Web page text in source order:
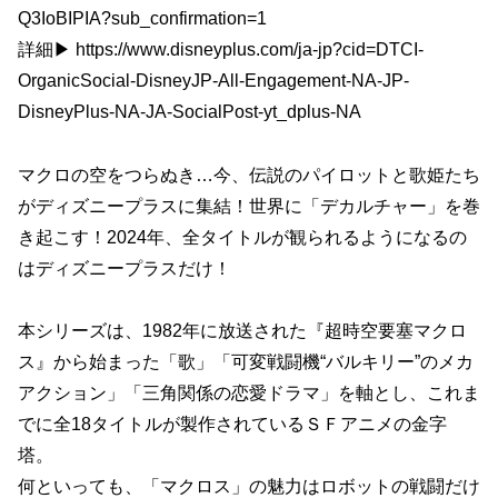
Q3IoBIPIA?sub_confirmation=1
詳細▶︎ https://www.disneyplus.com/ja-jp?cid=DTCI-
OrganicSocial-DisneyJP-All-Engagement-NA-JP-
DisneyPlus-NA-JA-SocialPost-yt_dplus-NA
マクロの空をつらぬき…今、伝説のパイロットと歌姫たち
がディズニープラスに集結！世界に「デカルチャー」を巻
き起こす！2024年、全タイトルが観られるようになるの
はディズニープラスだけ！
本シリーズは、1982年に放送された『超時空要塞マクロ
ス』から始まった「歌」「可変戦闘機“バルキリー”のメカ
アクション」「三角関係の恋愛ドラマ」を軸とし、これま
でに全18タイトルが製作されているＳＦアニメの金字
塔。
何といっても、「マクロス」の魅力はロボットの戦闘だけ